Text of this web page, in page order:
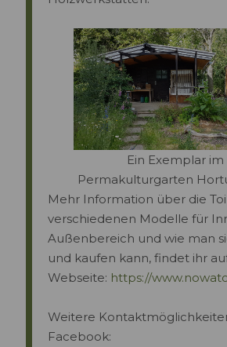
Ein Exemplar im
Permakulturgarten
Mehr Information über die
verschiedenen Modelle für
Außenbereich und wie man
und kaufen kann, findet ihr
Webseite: https://
Weitere
Facebook: